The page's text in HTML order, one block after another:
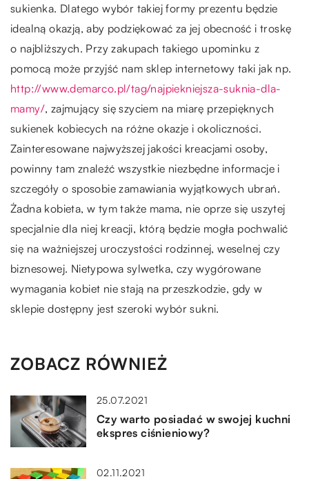
sukienka. Dlatego wybór takiej formy prezentu będzie
idealną okazją, aby podziękować za jej obecność i troskę
o najbliższych. Przy zakupach takiego upominku z
pomocą może przyjść nam sklep internetowy taki jak np.
http://www.demarco.pl/tag/najpiekniejsza-suknia-dla-
mamy/, zajmujący się szyciem na miarę przepięknych
sukienek kobiecych na różne okazje i okoliczności.
Zainteresowane najwyższej jakości kreacjami osoby,
powinny tam znaleźć wszystkie niezbędne informacje i
szczegóły o sposobie zamawiania wyjątkowych ubrań.
Żadna kobieta, w tym także mama, nie oprze się uszytej
specjalnie dla niej kreacji, którą będzie mogła pochwalić
się na ważniejszej uroczystości rodzinnej, weselnej czy
biznesowej. Nietypowa sylwetka, czy wygórowane
wymagania kobiet nie stają na przeszkodzie, gdy w
sklepie dostępny jest szeroki wybór sukni.
ZOBACZ RÓWNIEŻ
25.07.2021
Czy warto posiadać w swojej kuchni
ekspres ciśnieniowy?
02.11.2021